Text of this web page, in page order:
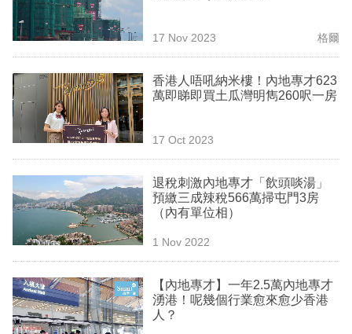
事
欄
訂
閱
區
17 Nov 2023 格爾
香港人唔吼納米樓！內地專才623
萬即睇即買土瓜灣明雋260呎一房
17 Oct 2023
退稅刺激內地專才「飲頭啖湯」
預繳三成辣稅566萬掃屯門3房
（內有單位相）
1 Nov 2022
【內地專才】一年2.5萬內地專才
湧港！呢幾個行業愈來愈少香港
人？